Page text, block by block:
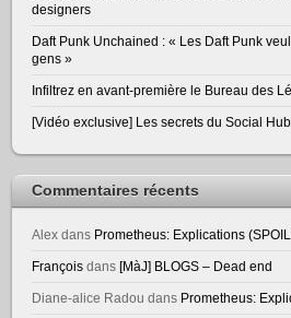
designers
Daft Punk Unchained : « Les Daft Punk
gens »
Infiltrez en avant-première le Bureau des
[Vidéo exclusive] Les secrets du Social Hub
Commentaires récents
Alex dans Prometheus: Explications
François dans[MàJ] BLOGS – Dead end
Diane-alice Radou dans Prometheus: